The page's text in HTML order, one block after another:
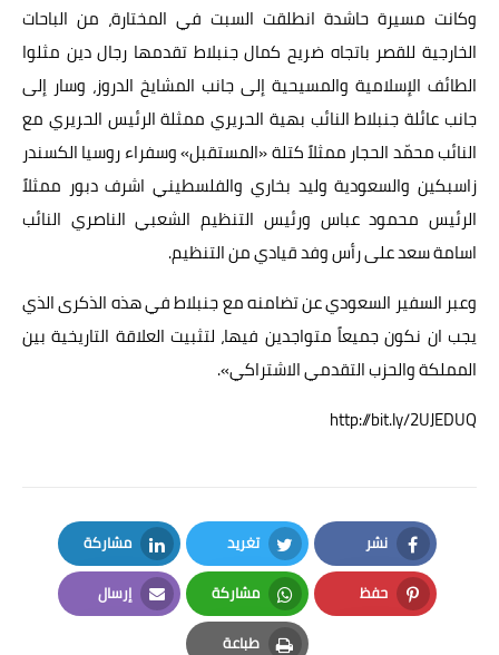
وكانت مسيرة حاشدة انطلقت السبت في المختارة، من الباحات
الخارجية للقصر باتجاه ضريح كمال جنبلاط تقدمها رجال دين مثلوا
الطائف الإسلامية والمسيحية إلى جانب المشايخ الدروز، وسار إلى
جانب عائلة جنبلاط النائب بهية الحريري ممثلة الرئيس الحريري مع
النائب محمّد الحجار ممثلاً كتلة «المستقبل» وسفراء روسيا الكسندر
زاسبكين والسعودية وليد بخاري والفلسطيني اشرف دبور ممثلاً
الرئيس محمود عباس ورئيس التنظيم الشعبي الناصري النائب
اسامة سعد على رأس وفد قيادي من التنظيم.
وعبر السفير السعودي عن تضامنه مع جنبلاط في هذه الذكرى الذي
يجب ان نكون جميعاً متواجدين فيها، لتثبيت العلاقة التاريخية بين
المملكة والحزب التقدمي الاشتراكي».
http://bit.ly/2UJEDUQ
نشر
Facebook
تغريد
Twitter
مشاركة
LinkedIn
حفظ
Pinterest
مشاركة
Whatsapp
إرسال
Email
طباعة